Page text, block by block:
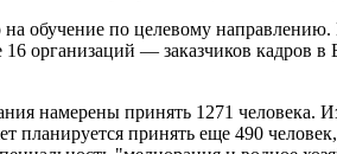
обучение по целевому
организаций — заказчиков
намерены принять 1271 человека.
планируется принять еще 490